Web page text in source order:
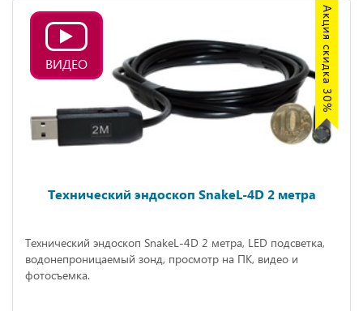
Акция скидка 30%
ВИДЕО
Технический эндоскоп SnakeL-4D 2 метра
Технический эндоскоп SnakeL-4D 2 метра, LED подсветка,
водонепроницаемый зонд, просмотр на ПК, видео и
фотосъемка.